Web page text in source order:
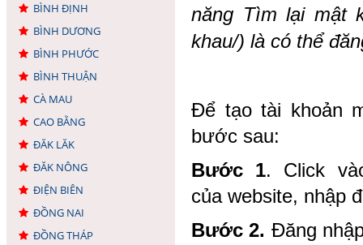
BÌNH ĐỊNH
BÌNH DƯƠNG
BÌNH PHƯỚC
BÌNH THUẬN
CÀ MAU
CAO BẰNG
ĐĂK LĂK
ĐĂK NÔNG
ĐIỆN BIÊN
ĐỒNG NAI
ĐỒNG THÁP
năng Tìm lại mật
khau/) là có thể
Để tạo tài khoản
bước sau:
Bước 1. Click
của website, nhập
Bước 2. Đăng